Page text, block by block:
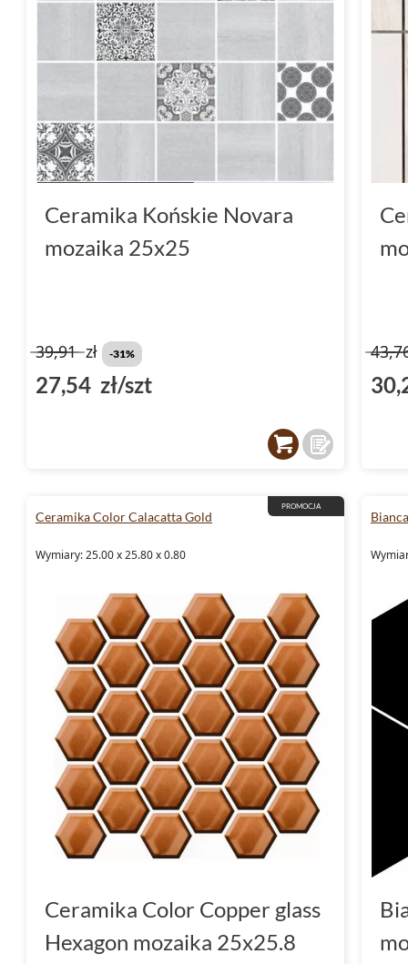
Ceramika Końskie Novara
mozaika 25x25
39,91zł -31%
27,54 zł/szt
PROMOCJA
Ceramika Color Calacatta Gold
Wymiary: 25.00 x 25.80 x 0.80
Ceramika Color Copper glass
Hexagon mozaika 25x25.8